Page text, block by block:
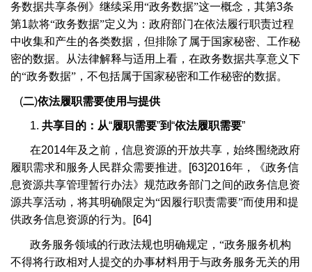
务数据共享条例》继续采用“政务数据”这一概念，其第3条
第1款将“政务数据”定义为：政府部门在依法履行职责过程
中收集和产生的各类数据，但排除了属于国家秘密、工作秘
密的数据。从法律解释与适用上看，在政务数据共享意义下
的“政务数据”，不包括属于国家秘密和工作秘密的数据。
(二)依法履职需要使用与提供
1. 共享目的：从“履职需要”到“依法履职需要”
在2014年及之前，信息资源的开放共享，始终围绕政府
履职需求和服务人民群众需要推进。
[63]2016年，《政务信
息资源共享管理暂行办法》规范政务部门之间的政务信息资
源共享活动，将其明确限定为“因履行职责需要”而使用和提
供政务信息资源的行为。
[64]
政务服务领域的行政法规也明确规定，“政务服务机构
不得将行政相对人提交的办事材料用于与政务服务无关的用